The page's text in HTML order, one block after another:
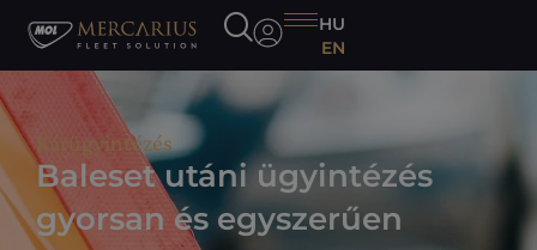
HU
EN
Kárügyintézés
Baleset utáni ügyintézés
gyorsan és egyszerűen